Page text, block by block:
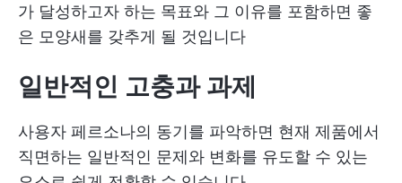
가 달성하고자 하는 목표와 그 이유를 포함하면 좋
은 모양새를 갖추게 될 것입니다
일반적인 고충과 과제
사용자 페르소나의 동기를 파악하면 현재 제품에서
직면하는 일반적인 문제와 변화를 유도할 수 있는